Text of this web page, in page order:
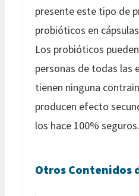
presente este tipo de
probióticos en
Los probióticos
personas de todas las
tienen ninguna
producen efecto
los hace 100% seguros.
Otros Contenidos